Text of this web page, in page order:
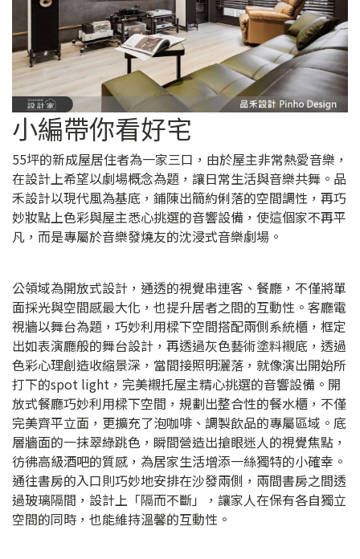
小編帶你看好宅
55坪的新成屋居住者為一家三口，由於屋主非常熱愛音樂，
在設計上希望以劇場概念為題，讓日常生活與音樂共舞。品
禾設計以現代風為基底，鋪陳出簡約俐落的空間調性，再巧
妙妝點上色彩與屋主悉心挑選的音響設備，使這個家不再平
凡，而是專屬於音樂發燒友的沈浸式音樂劇場。
公領域為開放式設計，通透的視覺串連客、餐廳，不僅將單
面採光與空間感最大化，也提升居者之間的互動性。客廳電
視牆以舞台為題，巧妙利用樑下空間搭配兩側系統櫃，框定
出如表演廳般的舞台設計，再透過灰色藝術塗料襯底，透過
色彩心理創造收縮景深，當間接照明灑落，就像演出開始所
打下的spot light，完美襯托屋主精心挑選的音響設備。開
放式餐廳巧妙利用樑下空間，規劃出整合性的餐水櫃，不僅
完美齊平立面，更擴充了泡咖啡、調製飲品的專屬區域。底
層牆面的一抹翠綠跳色，瞬間營造出搶眼迷人的視覺焦點，
彷彿高級酒吧的質感，為居家生活增添一絲獨特的小確幸。
通往書房的入口則巧妙地安排在沙發兩側，兩間書房之間透
過玻璃隔間，設計上「隔而不斷」，讓家人在保有各自獨立
空間的同時，也能維持溫馨的互動性。